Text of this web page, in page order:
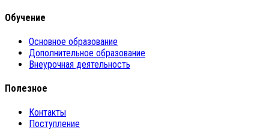
Обучение
Основное образование
Дополнительное образование
Внеурочная деятельность
Полезное
Контакты
Поступление